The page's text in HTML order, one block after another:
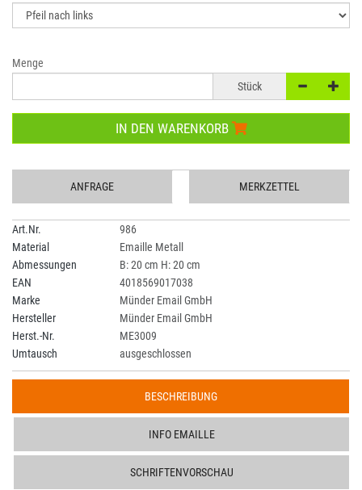
Menge
Stück
IN DEN WARENKORB
ANFRAGE MERKZETTEL
Art.Nr.
986
Material
Emaille Metall
Abmessungen
B: 20 cm H: 20 cm
EAN
4018569017038
Marke
Münder Email GmbH
Hersteller
Münder Email GmbH
Herst.-Nr.
ME3009
Umtausch
ausgeschlossen
BESCHREIBUNG
INFO EMAILLE
SCHRIFTENVORSCHAU